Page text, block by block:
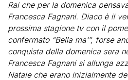
Rai che per la domenica
Francesca Fagnani. Diaco è il
prossima stagione tv con il
confermato “Bella ma’”, forse
conquista della domenica sera
Francesca Fagnani si allunga
Natale che erano inizialmente